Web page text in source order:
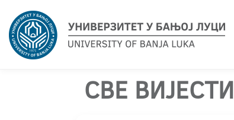
СВЕ ВИЈЕСТИ